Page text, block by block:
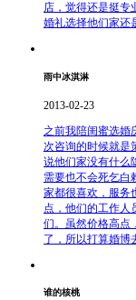
店，觉得还是挺专
婚礼选择他们家还
雨中冰淇淋
2013-02-23
之前我陪闺蜜选婚
次咨询的时候就是
说他们家没有什么
需要也不会死乞白
家都很喜欢，服务
点，他们的工作人
们。虽然价格高点
了，所以打算婚博
谁的核桃